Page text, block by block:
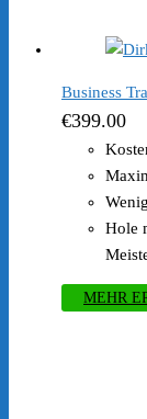
Business
€399.00
Hole
MEHR